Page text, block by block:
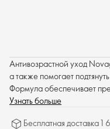
Антивозрастной уход
а также помогает
Формула обеспечивает
более упругой.
Узнать больше
Бесплатная доставка 1